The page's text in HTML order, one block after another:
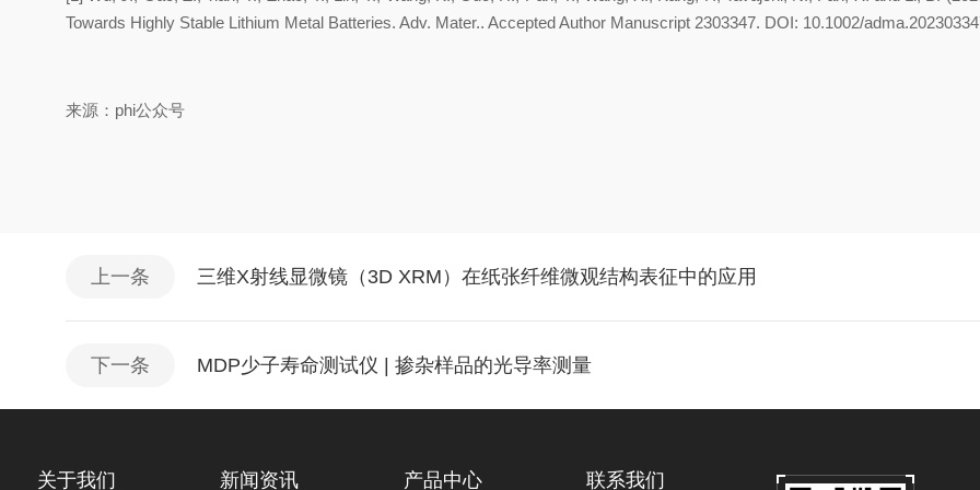
Towards Highly Stable Lithium Metal Batteries. Adv. Mater.. Accepted Author Manuscript 2303347. DOI: 10.1002/
来源：phi公众号
上一条 三维X射线显微镜（3D XRM）在纸张纤维微观结构表征中的应用
下一条 MDP少子寿命测试仪 | 掺杂样品的光导率测量
关于我们 新闻资讯 产品中心 联系我们